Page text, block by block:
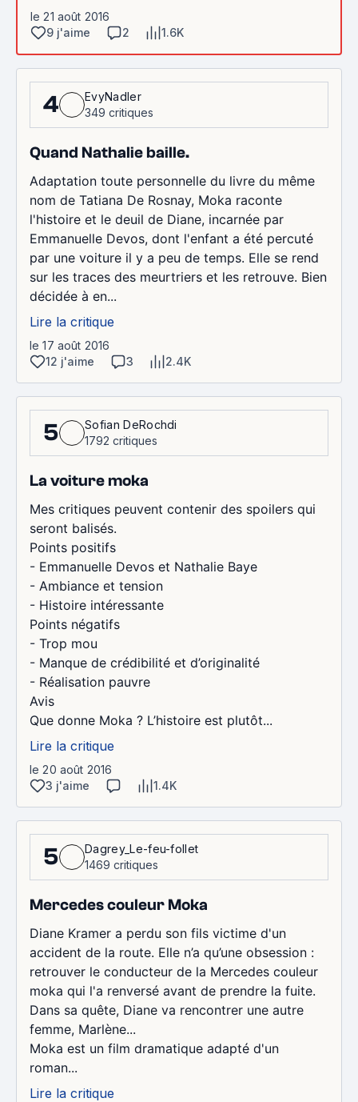
le 21 août 2016
9 j'aime
2 1.6K
4
EvyNadler
349 critiques
Quand Nathalie baille.
Adaptation toute personnelle du livre du même
nom de Tatiana De Rosnay, Moka raconte
l'histoire et le deuil de Diane, incarnée par
Emmanuelle Devos, dont l'enfant a été percuté
par une voiture il y a peu de temps. Elle se rend
sur les traces des meurtriers et les retrouve. Bien
décidée à en...
Lire la critique
le 17 août 2016
12 j'aime
3 2.4K
5
Sofian DeRochdi
1792 critiques
La voiture moka
Mes critiques peuvent contenir des spoilers qui
seront balisés.
Points positifs
- Emmanuelle Devos et Nathalie Baye
- Ambiance et tension
- Histoire intéressante
Points négatifs
- Trop mou
- Manque de crédibilité et d’originalité
- Réalisation pauvre
Avis
Que donne Moka ? L’histoire est plutôt...
Lire la critique
le 20 août 2016
3 j'aime
1.4K
5
Dagrey_Le-feu-follet
1469 critiques
Mercedes couleur Moka
Diane Kramer a perdu son fils victime d'un
accident de la route. Elle n’a qu’une obsession :
retrouver le conducteur de la Mercedes couleur
moka qui l'a renversé avant de prendre la fuite.
Dans sa quête, Diane va rencontrer une autre
femme, Marlène...
Moka est un film dramatique adapté d'un
roman...
Lire la critique